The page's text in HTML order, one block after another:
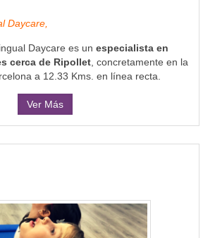
Daycare,
Daycare es un especialista en
cerca de Ripollet , concretamente en la
a 12.33 Kms. en línea recta.
Ver Más